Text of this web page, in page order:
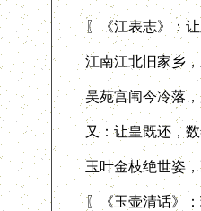
〖《江表志》：让
江南江北旧家乡，
吴苑宫闱今冷落，
又：让皇既还，数
玉叶金枝绝世姿，
〖《玉壶清话》：琏